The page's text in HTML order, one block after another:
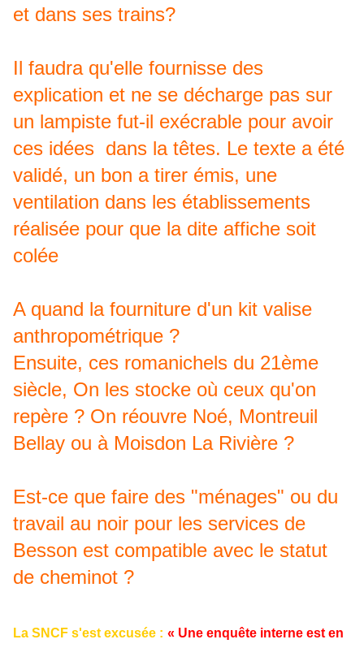
et dans ses trains?
Il faudra qu'elle fournisse des
explication et ne se décharge pas sur
un lampiste fut-il exécrable pour avoir
ces idées dans la têtes. Le texte a été
validé, un bon a tirer émis, une
ventilation dans les établissements
réalisée pour que la dite affiche soit
colée
A quand la fourniture d'un kit valise
anthropométrique ?
Ensuite, ces romanichels du 21ème
siècle, On les stocke où ceux qu'on
repère ? On réouvre Noé, Montreuil
Bellay ou à Moisdon La Rivière ?
Est-ce que faire des "ménages" ou du
travail au noir pour les services de
Besson est compatible avec le statut
de cheminot ?
La SNCF s'est excusée : « Une enquête interne est en